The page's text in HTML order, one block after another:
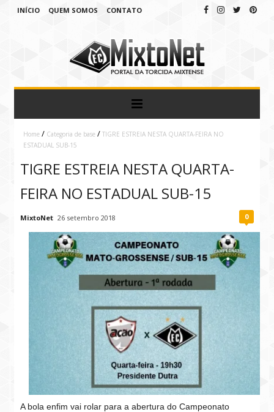
INÍCIO QUEM SOMOS CONTATO
Home / Categoria de base / TIGRE ESTREIA NESTA QUARTA-FEIRA NO
ESTADUAL SUB-15
TIGRE ESTREIA NESTA QUARTA-
FEIRA NO ESTADUAL SUB-15
MixtoNet 26 setembro 2018 0
A bola enfim vai rolar para a abertura do Campeonato